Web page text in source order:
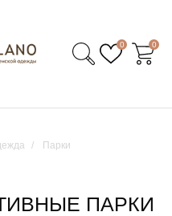
0 0
Парки
ПАРКИ